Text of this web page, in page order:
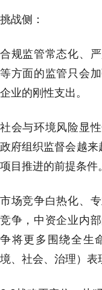
挑战侧：
合规监管常态化、
等方面的监管只会
企业的刚性支出。
社会与环境风险显
政府组织监督会越来
项目推进的前提条件。
市场竞争白热化、
竞争，中资企业内
争将更多围绕全生
境、社会、治理）表